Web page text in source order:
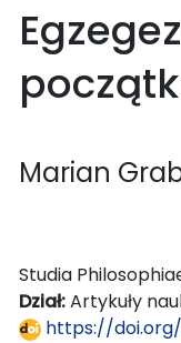
Marian
Studia
Dział:Artykuły
https://doi.org/